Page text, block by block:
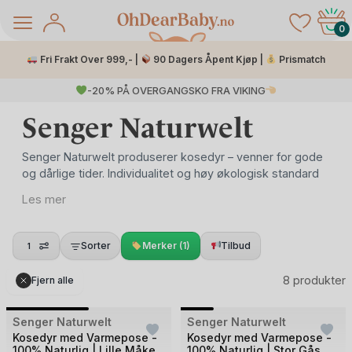
0
Fri Frakt Over 999,- | 90 Dagers Åpent Kjøp | Prismatch
-20% PÅ OVERGANGSKO FRA VIKING
Salg
Senger Naturwelt
Senger Naturwelt produserer kosedyr – venner for gode
og dårlige tider. Individualitet og høy økologisk standard
De hvite gåsene er laget i myk og delig økologisk bomull,
mens de grå er veganske. Begge gåsene kommer i to
den ned etter behov.
Gåsene til Senger Naturwelt er håndlagde i naturlige
materialer av høy kvalitet, som gjør de trygge å bruke
helt fra fødselen.
Les mer
1 Sorter Merker (1) Tilbud
8 produkter
Fjern alle
UTSOLGT
Bilde
Senger Naturwelt
Kosedyr med Varmepose -
UTSOLGT
Bilde
Senger Naturwelt
Kosedyr med Varmepose -